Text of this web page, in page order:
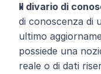
Il divario di
di conoscenza di
ultimo
possiede una
reale o di dati